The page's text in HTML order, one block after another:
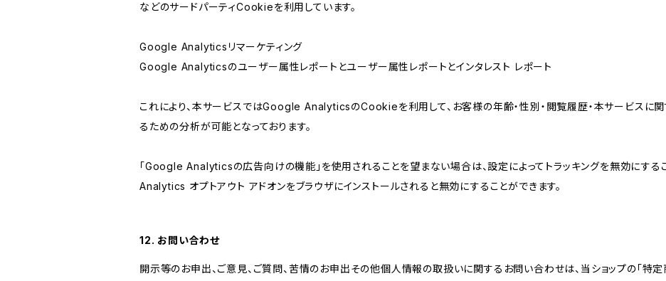
などのサードパーティCookieを利用しています。
Google Analyticsリマーケティング
Google Analyticsのユーザー属性レポートとユーザー属性レポートとインタレスト レポート
これにより、本サービスではGoogle AnalyticsのCookieを利用して、お客様の年齢・性別・閲覧履歴・本サービスに
るための分析が可能となっております。
「Google Analyticsの広告向けの機能」を使用されることを望まない場合は、設定によってトラッキングを無効にする
Analytics オプトアウト アドオンをブラウザにインストールされると無効にすることができます。
12. お問い合わせ
開示等のお申出、ご意見、ご質問、苦情のお申出その他個人情報の取扱いに関するお問い合わせは、当ショップの「特